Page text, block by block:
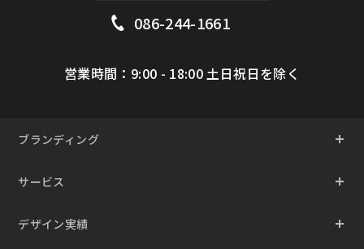
086-244-1661
営業時間：9:00 - 18:00 土日祝日を除く
ブランディング
サービス
デザイン実績